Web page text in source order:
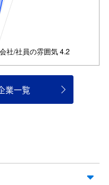
業一覧